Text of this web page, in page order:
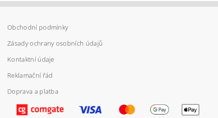
Obchodní podmínky
Zásady ochrany osobních údajů
Kontaktní údaje
Reklamační řád
Doprava a platba